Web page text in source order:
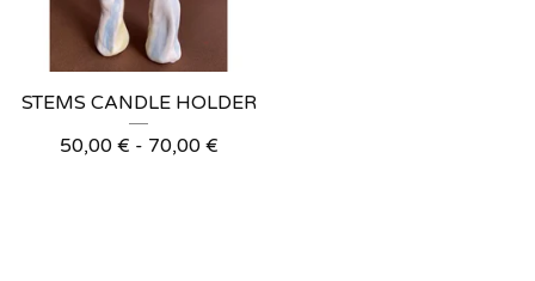
STEMS CANDLE HOLDER
50,00 € - 70,00 €